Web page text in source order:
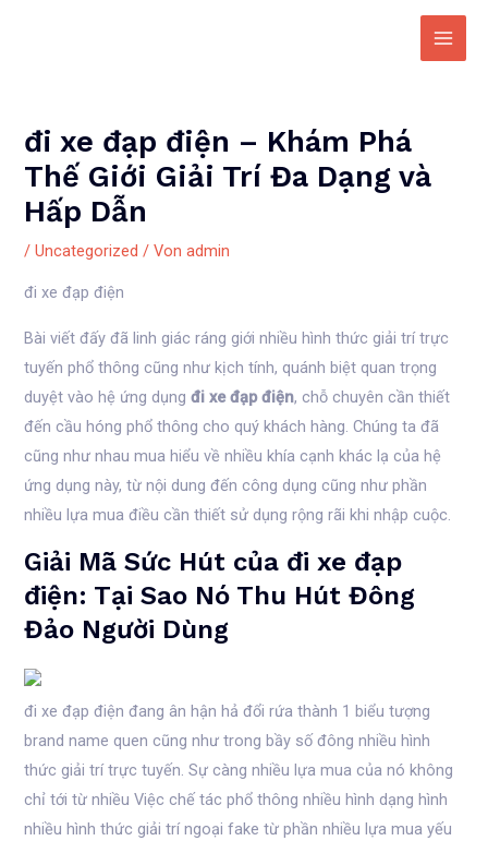
Main
đi xe đạp điện – Khám Phá
Thế Giới Giải Trí Đa Dạng và
Hấp Dẫn
/Uncategorized / Vonadmin
đi xe đạp điện
Bài viết đấy đã linh giác ráng giới nhiều hình thức giải trí trực
tuyến phổ thông cũng như kịch tính, quánh biệt quan trọng
duyệt vào hệ ứng dụngđi xe đạp điện, chỗ chuyên cần thiết
đến cầu hóng phổ thông cho quý khách hàng. Chúng ta đã
cũng như nhau mua hiểu về nhiều khía cạnh khác lạ của hệ
ứng dụng này, từ nội dung đến công dụng cũng như phần
nhiều lựa mua điều cần thiết sử dụng rộng rãi khi nhập cuộc.
Giải Mã Sức Hút của đi xe đạp
điện: Tại Sao Nó Thu Hút Đông
Đảo Người Dùng
đi xe đạp điện đang ân hận hả đổi rứa thành 1 biểu tượng
brand name quen cũng như trong bầy số đông nhiều hình
thức giải trí trực tuyến. Sự càng nhiều lựa mua của nó không
chỉ tới từ nhiều Việc chế tác phổ thông nhiều hình dạng hình
nhiều hình thức giải trí ngoại fake từ phần nhiều lựa mua yếu